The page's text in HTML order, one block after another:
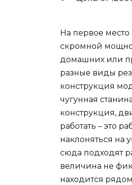
На первое место
скромной
домашних или
разные виды
конструкция
чугунная
конструкция,
работать – это
наклоняться на
сюда подходят
величина не
находится